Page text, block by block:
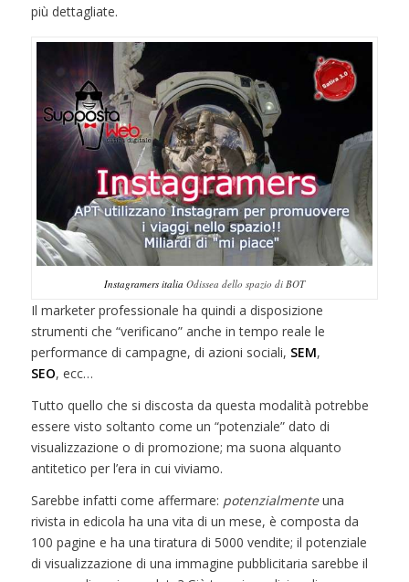
più dettagliate.
Instagramers italia Odissea dello spazio di BOT
Il marketer professionale ha quindi a disposizione
strumenti che “verificano” anche in tempo reale le
performance di campagne, di azioni sociali, SEM,
SEO, ecc…
Tutto quello che si discosta da questa modalità potrebbe
essere visto soltanto come un “potenziale” dato di
visualizzazione o di promozione; ma suona alquanto
antitetico per l’era in cui viviamo.
Sarebbe infatti come affermare: potenzialmenteuna
rivista in edicola ha una vita di un mese, è composta da
100 pagine e ha una tiratura di 5000 vendite; il potenziale
di visualizzazione di una immagine pubblicitaria sarebbe il